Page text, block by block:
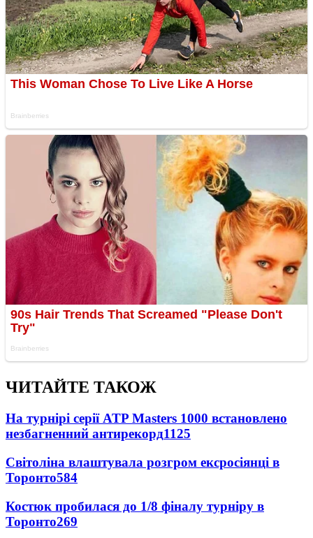
ЧИТАЙТЕ ТАКОЖ
На турнірі серії ATP Masters 1000 встановлено
незбагненний антирекорд1125
Світоліна влаштувала розгром ексросіянці в
Торонто584
Костюк пробилася до 1/8 фіналу турніру в
Торонто269